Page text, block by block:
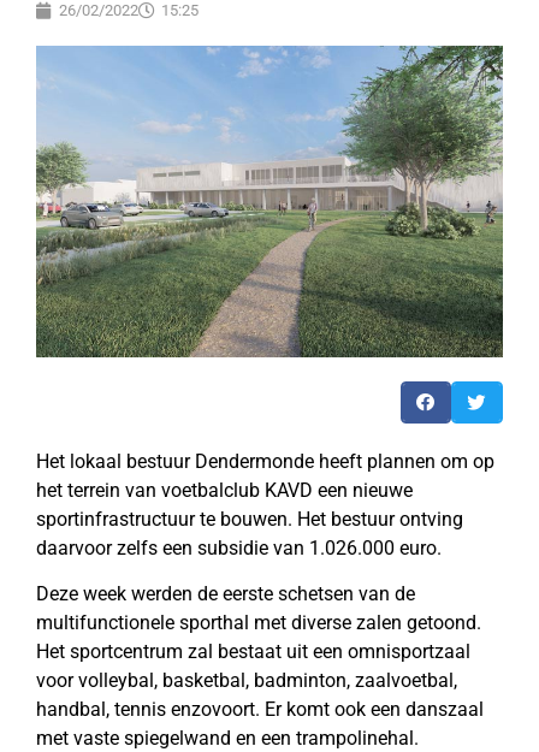
26/02/2022 15:25
Het lokaal bestuur Dendermonde heeft plannen om op
het terrein van voetbalclub KAVD een nieuwe
sportinfrastructuur te bouwen. Het bestuur ontving
daarvoor zelfs een subsidie van 1.026.000 euro.
Deze week werden de eerste schetsen van de
multifunctionele sporthal met diverse zalen getoond.
Het sportcentrum zal bestaat uit een omnisportzaal
voor volleybal, basketbal, badminton, zaalvoetbal,
handbal, tennis enzovoort. Er komt ook een danszaal
met vaste spiegelwand en een trampolinehal.